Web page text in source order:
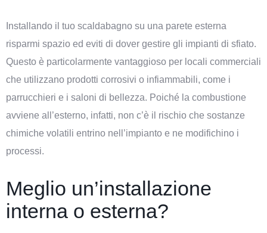
Installando il tuo scaldabagno su una parete esterna
risparmi spazio ed eviti di dover gestire gli impianti di sfiato.
Questo è particolarmente vantaggioso per locali commerciali
che utilizzano prodotti corrosivi o infiammabili, come i
parrucchieri e i saloni di bellezza. Poiché la combustione
avviene all’esterno, infatti, non c’è il rischio che sostanze
chimiche volatili entrino nell’impianto e ne modifichino i
processi.
Meglio un’installazione
interna o esterna?